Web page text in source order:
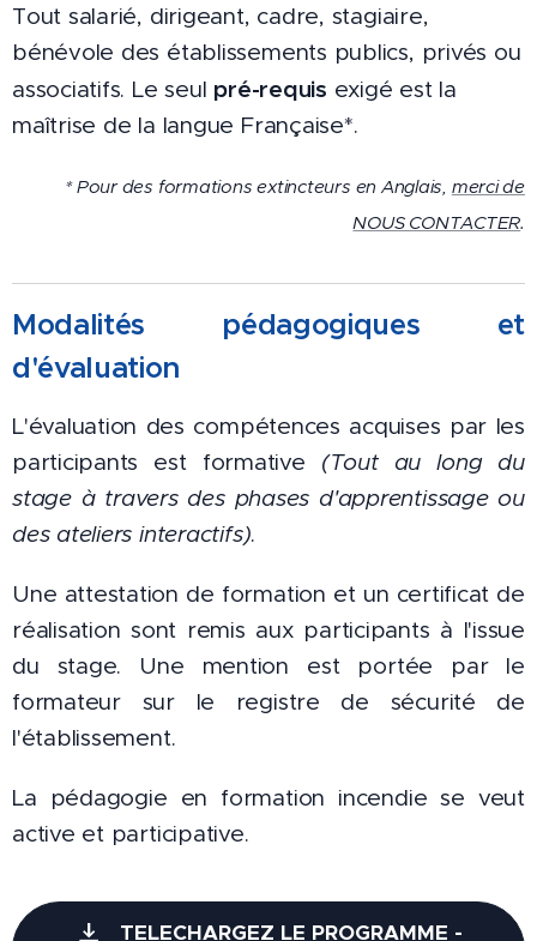
Tout salarié, dirigeant, cadre, stagiaire,
bénévole des établissements publics, privés ou
associatifs. Le seul pré-requis exigé est la
maîtrise de la langue Française*.
* Pour des formations extincteurs en Anglais, merci de
NOUS CONTACTER.
Modalités pédagogiques et
d'évaluation
L'évaluation des compétences acquises par les
participants est formative (Tout au long du
stage à travers des phases d'apprentissage ou
des ateliers interactifs).
Une attestation de formation et un certificat de
réalisation sont remis aux participants à l'issue
du stage. Une mention est portée par le
formateur sur le registre de sécurité de
l'établissement.
La pédagogie en formation incendie se veut
active et participative.
TELECHARGEZ LE PROGRAMME -